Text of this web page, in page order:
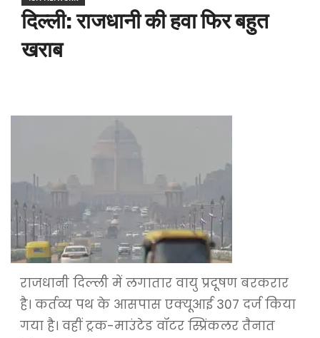
दिल्ली: राजधानी की हवा फिर बहुत
खराब
राजधानी दिल्ली में लगातार वायु प्रदूषण बरकरार
है। कर्तव्य पथ के आसपास एक्यूआई 307 दर्ज किया
गया है। वहीं ट्रक-माउंटेड वॉटर स्प्रिंकलर तैनात